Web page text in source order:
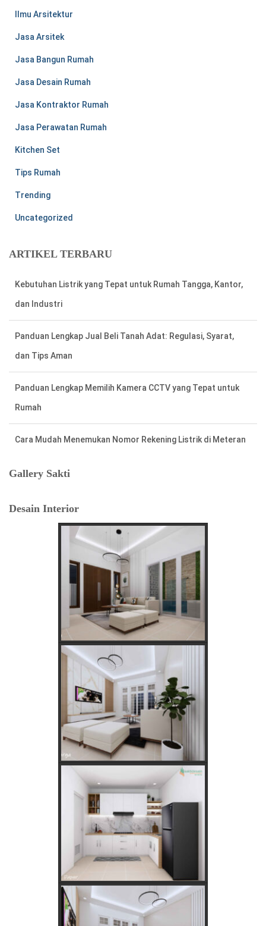
Ilmu Arsitektur
Jasa Arsitek
Jasa Bangun Rumah
Jasa Desain Rumah
Jasa Kontraktor Rumah
Jasa Perawatan Rumah
Kitchen Set
Tips Rumah
Trending
Uncategorized
ARTIKEL TERBARU
Kebutuhan Listrik yang Tepat untuk Rumah Tangga, Kantor,
Panduan Lengkap Jual Beli Tanah Adat: Regulasi, Syarat,
Panduan Lengkap Memilih Kamera CCTV yang Tepat untuk
Cara Mudah Menemukan Nomor Rekening Listrik di Meteran
Perspektif Islam
Hal Penting Saat Cek Tagihan Listrik PLN Agar Tidak Keliru
Cara Cepat dan Mudah cek Tagihan Listrik via WhatsApp:
Panduan Lengkap PLN 123
Menentukan Hari dan Bulan Baik Membangun Rumah
Menurut Hitungan Jawa
Rahasia Memilih Hari Baik untuk Membangun Rumah Menurut
Hitungan Jawa
Keajaiban Lukisan Panen Padi dalam Feng Shui
Mimpi Tikus Masuk Rumah: Apa Makna Sebenarnya?
Fungsi dan Ukuran MCB dalam Sistem Kelistrikan
Apakah Feng Shui Buruk Jika Memiliki Tanaman Hias Palsu?
Golongan Tarif Listrik PLN dan Cara Mengecek Daya Listrik di
Kebutuhan Listrik anda Besar perlu Daya Listrik PLN 3 Phase!
Kebutuhan Listrik yang Tepat untuk Rumah Tangga, Kantor,
Gallery Sakti
Desain Interior